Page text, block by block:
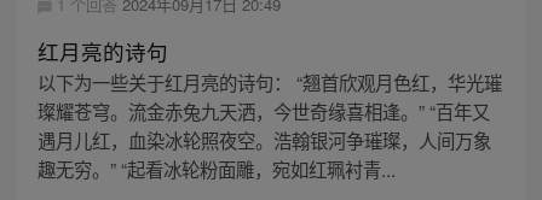
红月亮的诗句
以下为一些关于红月亮的诗句： “翘首欣观月色红，华光璀
璨耀苍穹。流金赤兔九天洒，今世奇缘喜相逢。” “百年又
遇月儿红，血染冰轮照夜空。浩翰银河争璀璨，人间万象
趣无穷。” “起看冰轮粉面雕，宛如红珮衬青...